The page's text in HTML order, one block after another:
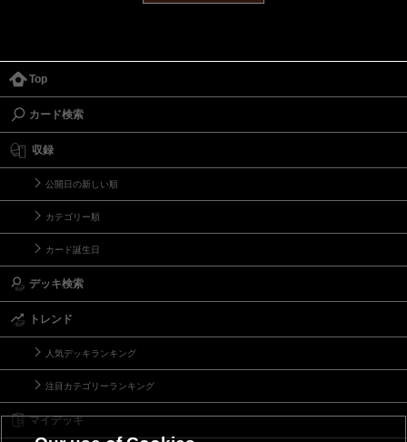
Top
カード検索
収録
公開日の新しい順
カテゴリー順
カード誕生日
デッキ検索
トレンド
人気デッキランキング
注目カテゴリーランキング
マイデッキ